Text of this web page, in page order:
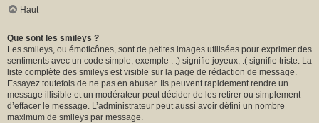
Haut
Que sont les smileys ?
Les smileys, ou émoticônes, sont de petites images utilisées pour exprimer des
sentiments avec un code simple, exemple : :) signifie joyeux, :( signifie triste. La
liste complète des smileys est visible sur la page de rédaction de message.
Essayez toutefois de ne pas en abuser. Ils peuvent rapidement rendre un
message illisible et un modérateur peut décider de les retirer ou simplement
d’effacer le message. L’administrateur peut aussi avoir défini un nombre
maximum de smileys par message.